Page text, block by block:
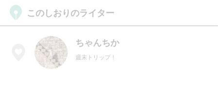
このしおりのライター
ちゃんちか
週末トリップ！